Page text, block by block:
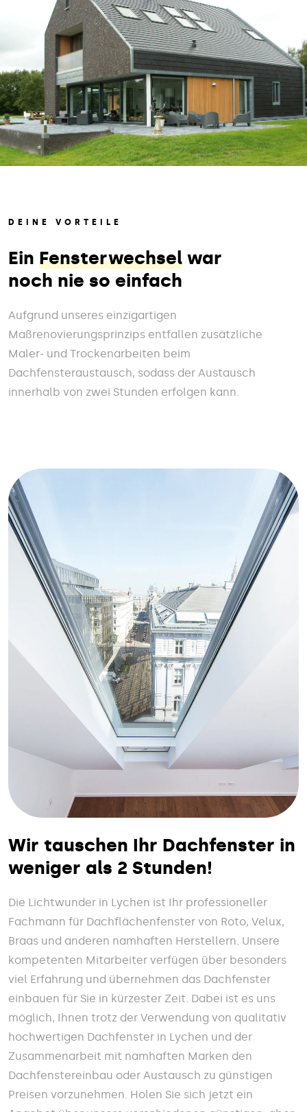
DEINE VORTEILE
Ein Fensterwechsel war
noch nie so einfach
Aufgrund unseres einzigartigen
Maßrenovierungsprinzips entfallen zusätzliche
Maler- und Trockenarbeiten beim
Dachfensteraustausch, sodass der Austausch
innerhalb von zwei Stunden erfolgen kann.
Wir tauschen Ihr Dachfenster in
weniger als 2 Stunden!
Die Lichtwunder in Lychen ist Ihr professioneller
Fachmann für Dachflächenfenster von Roto, Velux,
Braas und anderen namhaften Herstellern. Unsere
kompetenten Mitarbeiter verfügen über besonders
viel Erfahrung und übernehmen das Dachfenster
einbauen für Sie in kürzester Zeit. Dabei ist es uns
möglich, Ihnen trotz der Verwendung von qualitativ
hochwertigen Dachfenster in Lychen und der
Zusammenarbeit mit namhaften Marken den
Dachfenstereinbau oder Austausch zu günstigen
Preisen vorzunehmen. Holen Sie sich jetzt ein